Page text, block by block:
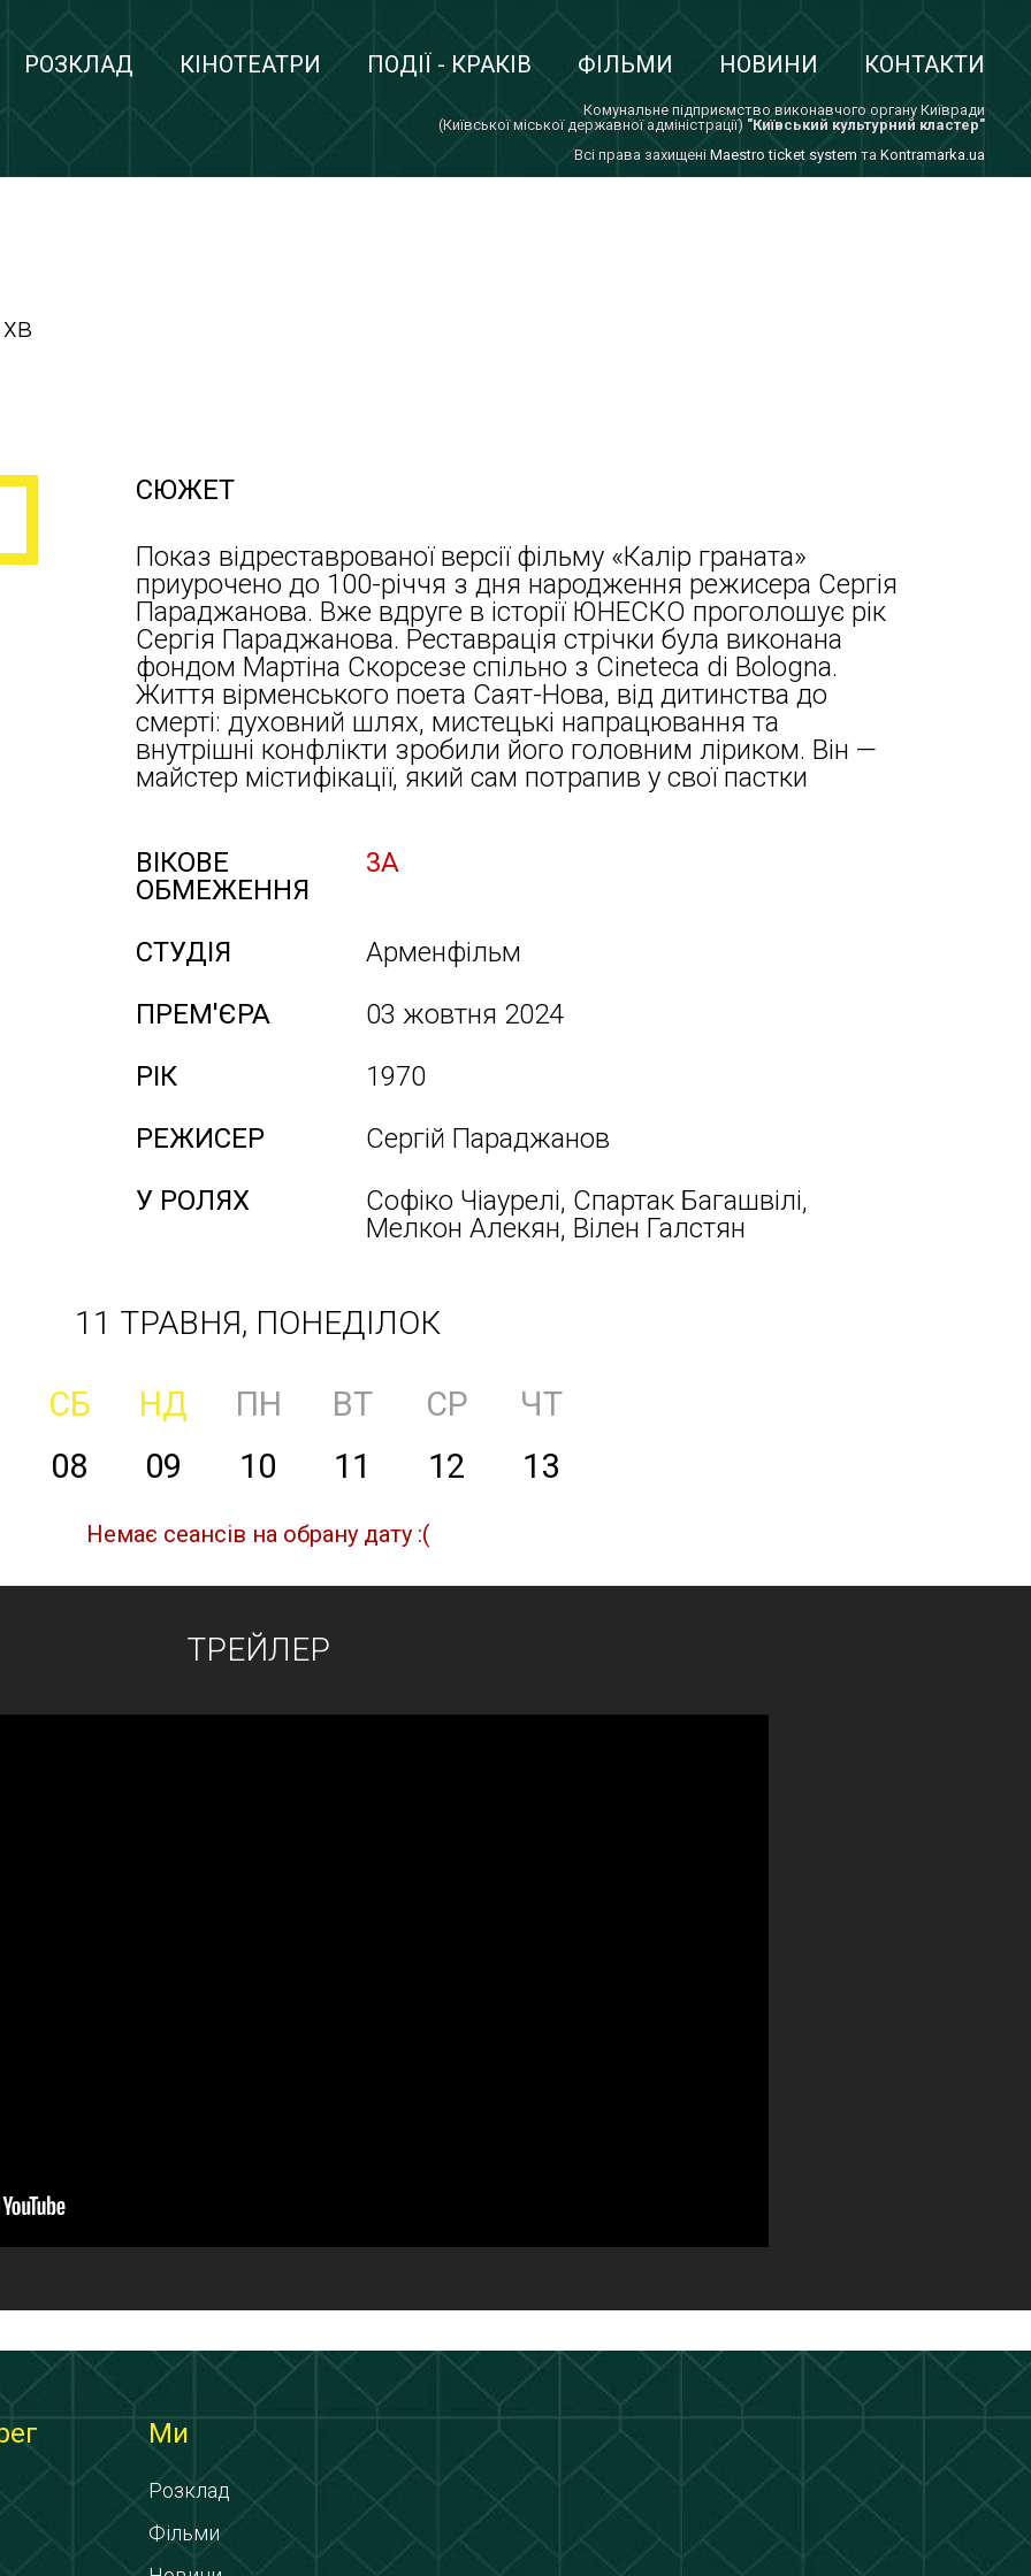
РОЗКЛАД КІНОТЕАТРИ ПОДІЇ - КРАКІВ ФІЛЬМИ НОВИНИ КОНТАКТИ
Комунальне підприємство виконавчого органу Київради
(Київської міської державної адміністрації) "Київський культурний кластер"
Всi права захищенi Maestro ticket system та Kontramarka.ua
СЮЖЕТ
Показ відреставрованої версії фільму «Калір граната»
приурочено до 100-річчя з дня народження режисера Сергія
Параджанова. Вже вдруге в історії ЮНЕСКО проголошує рік
Сергія Параджанова. Реставрація стрічки була виконана
фондом Мартіна Скорсезе спільно з Cineteca di Bologna.
Життя вірменського поета Саят-Нова, від дитинства до
смерті: духовний шлях, мистецькі напрацювання та
внутрішні конфлікти зробили його головним ліриком. Він —
майстер містифікації, який сам потрапив у свої пастки
ВІКОВЕ
ОБМЕЖЕННЯ
3А
СТУДІЯ
Арменфільм
ПРЕМ'ЄРА
03 жовтня 2024
РІК
1970
РЕЖИСЕР
Сергій Параджанов
У РОЛЯХ
Софіко Чіаурелі, Спартак Багашвілі,
Мелкон Алекян, Вілен Галстян
11 ТРАВНЯ, ПОНЕДІЛОК
СБ НД ПН ВТ СР
ЧТ
08 09 10 11 12 13
Немає сеансів на обрану дату :(
ТРЕЙЛЕР
Ми
Розклад
Фільми